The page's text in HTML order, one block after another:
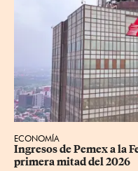
ECONOMÍA
Ingresos de Pemex a la
primera mitad del 2026